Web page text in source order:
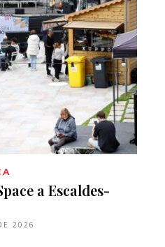
a Escaldes-
2026